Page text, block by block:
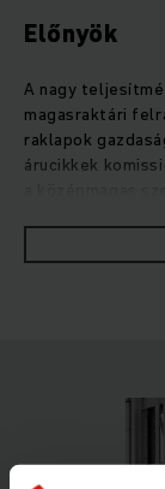
Előnyök
A nagy
magasraktári
raklapok
árucikkek
szintre emeli.
maximális
álló helyzetben: